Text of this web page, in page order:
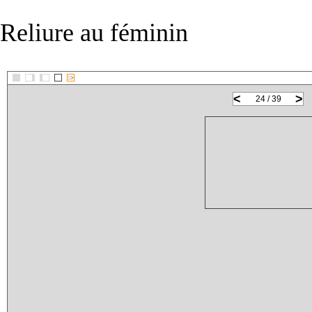
Reliure au féminin
::>
< >
24 / 39